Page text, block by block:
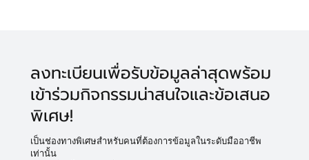
Fasting เพื่อการชะลอวัย
ลงทะเบียนเพื่อรับข้อมูลล่าสุดพร้อม
เข้าร่วมกิจกรรมน่าสนใจและข้อเสนอ
พิเศษ!
เป็นช่องทางพิเศษสำหรับคนที่ต้องการข้อมูลในระดับมืออาชีพ
เท่านั้น